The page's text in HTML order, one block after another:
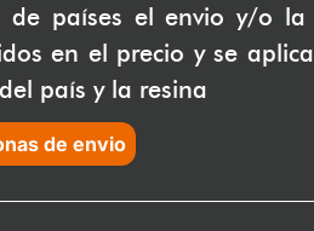
de países el envio y/o
en el precio y se
país y la resina
de envio